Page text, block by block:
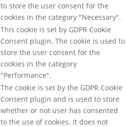
to store the user consent for the
cookies in the category "Necessary".
This cookie is set by GDPR Cookie
Consent plugin. The cookie is used to
store the user consent for the
cookies in the category
"Performance".
The cookie is set by the GDPR Cookie
Consent plugin and is used to store
whether or not user has consented
to the use of cookies. It does not